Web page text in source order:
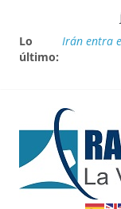
contenido
Lo
último:
Irán entra
Publican
comercio
vehículos e